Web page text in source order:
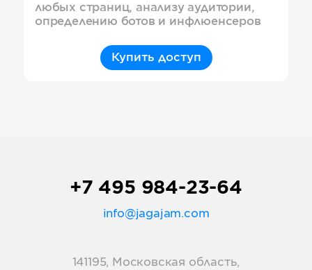
любых страниц, анализу аудитории,
определению ботов и инфлюенсеров
Купить доступ
+7 495 984-23-64
info@jagajam.com
141195, Московская область,